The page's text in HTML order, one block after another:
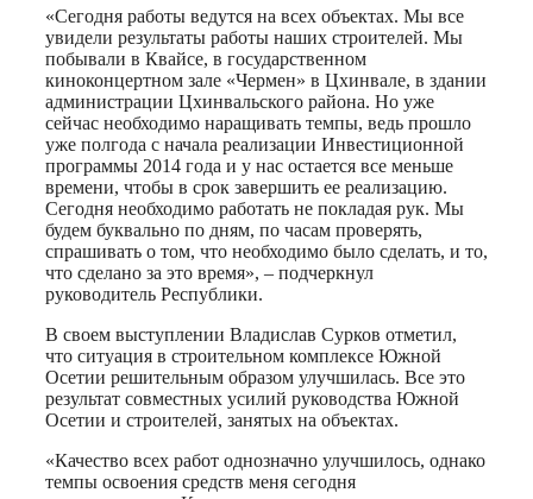
«Сегодня работы ведутся на всех объектах. Мы все
увидели результаты работы наших строителей. Мы
побывали в Квайсе, в государственном
киноконцертном зале «Чермен» в Цхинвале, в здании
администрации Цхинвальского района. Но уже
сейчас необходимо наращивать темпы, ведь прошло
уже полгода с начала реализации Инвестиционной
программы 2014 года и у нас остается все меньше
времени, чтобы в срок завершить ее реализацию.
Сегодня необходимо работать не покладая рук. Мы
будем буквально по дням, по часам проверять,
спрашивать о том, что необходимо было сделать, и то,
что сделано за это время», – подчеркнул
руководитель Республики.
В своем выступлении Владислав Сурков отметил,
что ситуация в строительном комплексе Южной
Осетии решительным образом улучшилась. Все это
результат совместных усилий руководства Южной
Осетии и строителей, занятых на объектах.
«Качество всех работ однозначно улучшилось, однако
темпы освоения средств меня сегодня